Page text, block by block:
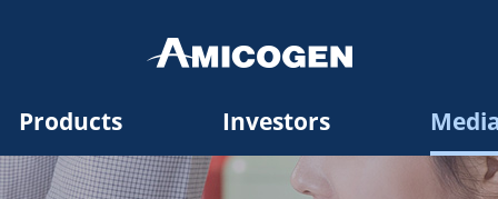
Products Investors